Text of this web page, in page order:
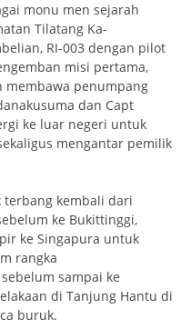
monu men sejarah
Tilatang Ka­
RI-003 dengan pilot
misi pertama,
membawa penumpang
dan Capt
ke luar negeri untuk
mengantar pemilik
terbang kembali dari
ke Bukittinggi,
ke Singapura untuk
rangka
sampai ke
di Tanjung Hantu di
buruk.